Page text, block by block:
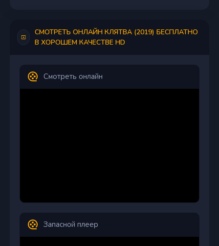
СМОТРЕТЬ ОНЛАЙН КЛЯТВА (2019) БЕСПЛАТНО
В ХОРОШЕМ КАЧЕСТВЕ HD
Смотреть онлайн
Запасной плеер